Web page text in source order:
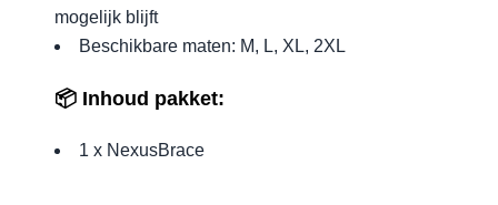
mogelijk blijft
Beschikbare maten: M, L, XL, 2XL
📦 Inhoud pakket:
1 x NexusBrace